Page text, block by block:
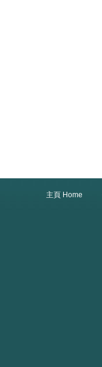
主頁 Home